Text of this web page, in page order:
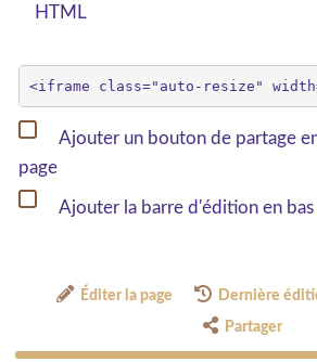
HTML
Ajouter un bouton de partage
page
Ajouter la barre d'édition en bas
Éditer la page Dernière
Partager